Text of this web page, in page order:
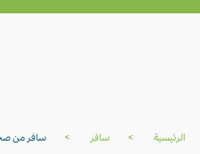
الرئيسية > سافر > سافر من صحار